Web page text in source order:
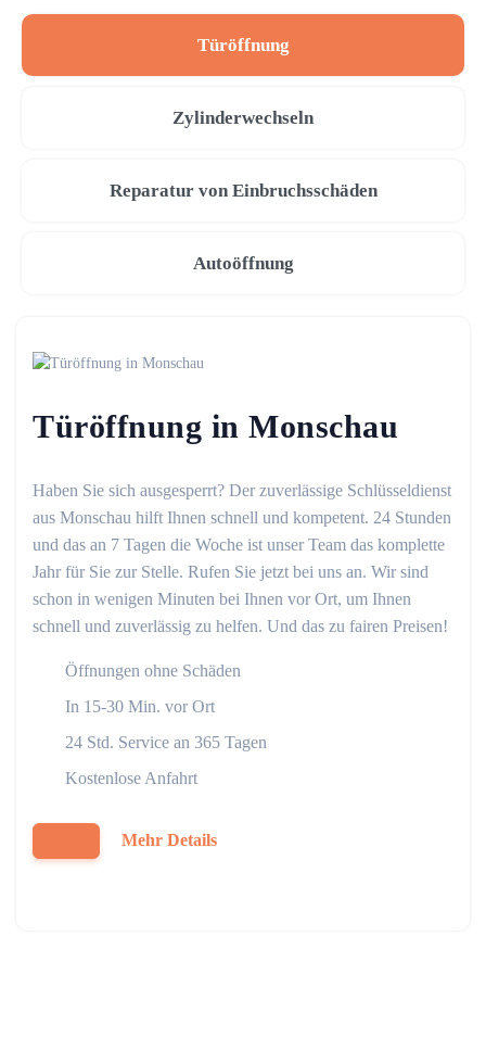
Türöffnung
Zylinderwechseln
Reparatur von Einbruchsschäden
Autoöffnung
Türöffnung in Monschau
Haben Sie sich ausgesperrt? Der zuverlässige Schlüsseldienst
aus Monschau hilft Ihnen schnell und kompetent. 24 Stunden
und das an 7 Tagen die Woche ist unser Team das komplette
Jahr für Sie zur Stelle. Rufen Sie jetzt bei uns an. Wir sind
schon in wenigen Minuten bei Ihnen vor Ort, um Ihnen
schnell und zuverlässig zu helfen. Und das zu fairen Preisen!
Öffnungen ohne Schäden
In 15-30 Min. vor Ort
24 Std. Service an 365 Tagen
Kostenlose Anfahrt
Mehr Details